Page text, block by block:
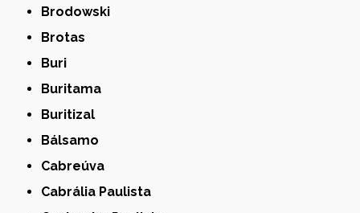
Brodowski
Brotas
Buri
Buritama
Buritizal
Bálsamo
Cabreúva
Cabrália Paulista